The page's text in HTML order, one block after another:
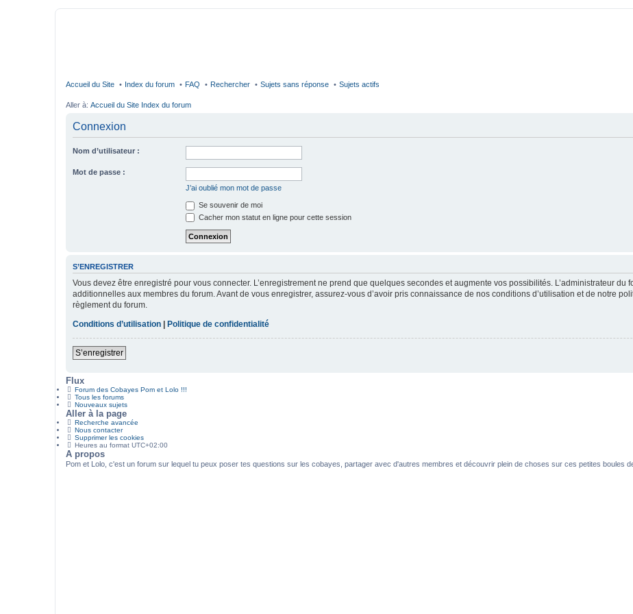
Accueil du Site Index du forum FAQ Rechercher Sujets sans réponse Sujets actifs
Aller à: Accueil du Site Index du forum
Connexion
Nom d’utilisateur :
Mot de passe :
J’ai oublié mon mot de passe
Se souvenir de moi
Cacher mon statut en ligne pour cette session
S’ENREGISTRER
Vous devez être enregistré pour vous connecter. L’enregistrement ne prend que quelques secondes et augmente vos possibilités. L’administrateur
additionnelles aux membres du forum. Avant de vous enregistrer, assurez-vous d’avoir pris connaissance de nos conditions d’utilisation et de notre
règlement du forum.
Conditions d’utilisation | Politique de confidentialité
S’enregistrer
Flux
Forum des Cobayes Pom et Lolo !!!
Tous les forums
Nouveaux sujets
Aller à la page
Recherche avancée
Nous contacter
Supprimer les cookies
Heures au format UTC+02:00
A propos
Pom et Lolo, c'est un forum sur lequel tu peux poser tes questions sur les cobayes, partager avec d'autres membres et découvrir plein de choses sur ces petites boules